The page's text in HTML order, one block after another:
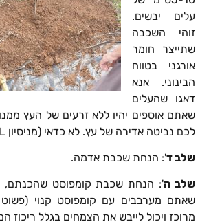
עלים יבשים.
זוהי השכבה
שתייצר חומר
אורגני בטווח
הבינוני. אנא
דאגו שהעלים
שאתם אוספים יהיו ללא זרעים של העץ
לכם נביטה אדירה של עץ. לא כדאי (מניסיון L)
שלב ד': הנחת שכבת אדמה.
שלב ה': הנחת שכבת קומפוסט שהכנתם,
שאתם מערבבים עם קומפוסט קנוי (פשוט
מרוכז ויכול לייבש את הצמחים בגלל ריכוז